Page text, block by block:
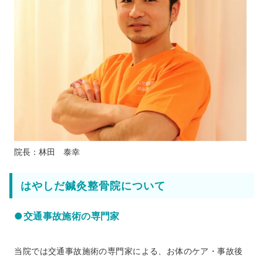
院長：林田 泰幸
はやしだ鍼灸整骨院について
●交通事故施術の専門家
当院では交通事故施術の専門家による、お体のケア・事故後